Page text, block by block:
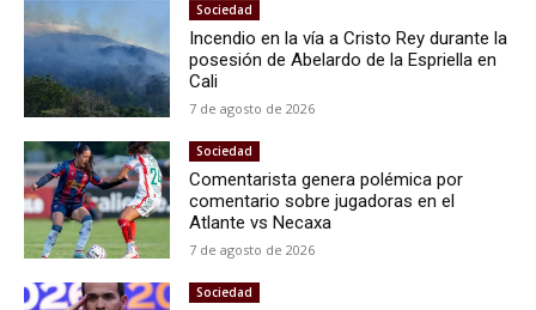
Sociedad
Incendio en la vía a Cristo Rey durante la
posesión de Abelardo de la Espriella en
Cali
7 de agosto de 2026
Sociedad
Comentarista genera polémica por
comentario sobre jugadoras en el
Atlante vs Necaxa
7 de agosto de 2026
Sociedad